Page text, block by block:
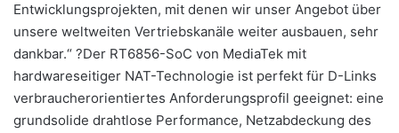
Entwicklungsprojekten, mit denen wir unser Angebot über
unsere weltweiten Vertriebskanäle weiter ausbauen, sehr
dankbar.“ ?Der RT6856-SoC von MediaTek mit
hardwareseitiger NAT-Technologie ist perfekt für D-Links
verbraucherorientiertes Anforderungsprofil geeignet: eine
grundsolide drahtlose Performance, Netzabdeckung des